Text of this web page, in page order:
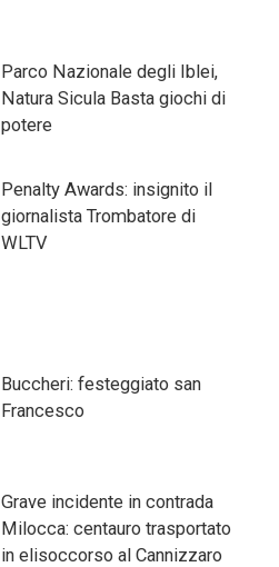
Parco Nazionale degli Iblei,
Natura Sicula Basta giochi di
potere
Penalty Awards: insignito il
giornalista Trombatore di
WLTV
Buccheri: festeggiato san
Francesco
Grave incidente in contrada
Milocca: centauro trasportato
in elisoccorso al Cannizzaro